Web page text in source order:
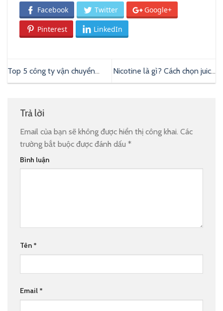
Facebook Twitter Google+
Pinterest LinkedIn
Top 5 công ty vận chuyển
hàng Trung Quốc uy tín nhất
Nicotine là gì? Cách chọn juice
có nồng độ Nicotine phù hợp
Trả lời
Email của bạn sẽ không được hiển thị công khai. Các
trường bắt buộc được đánh dấu *
Bình luận
Tên *
Email *